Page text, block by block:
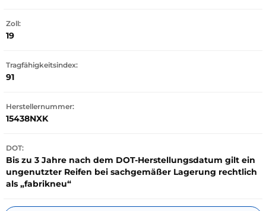
Zoll:
19
Tragfähigkeitsindex:
91
Herstellernummer:
15438NXK
DOT:
Bis zu 3 Jahre nach dem DOT-Herstellungsdatum gilt ein
ungenutzter Reifen bei sachgemäßer Lagerung rechtlich
als „fabrikneu“